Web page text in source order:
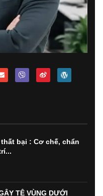
bại : Cơ chế, chẩn
TÊ VÙNG DƯỚI